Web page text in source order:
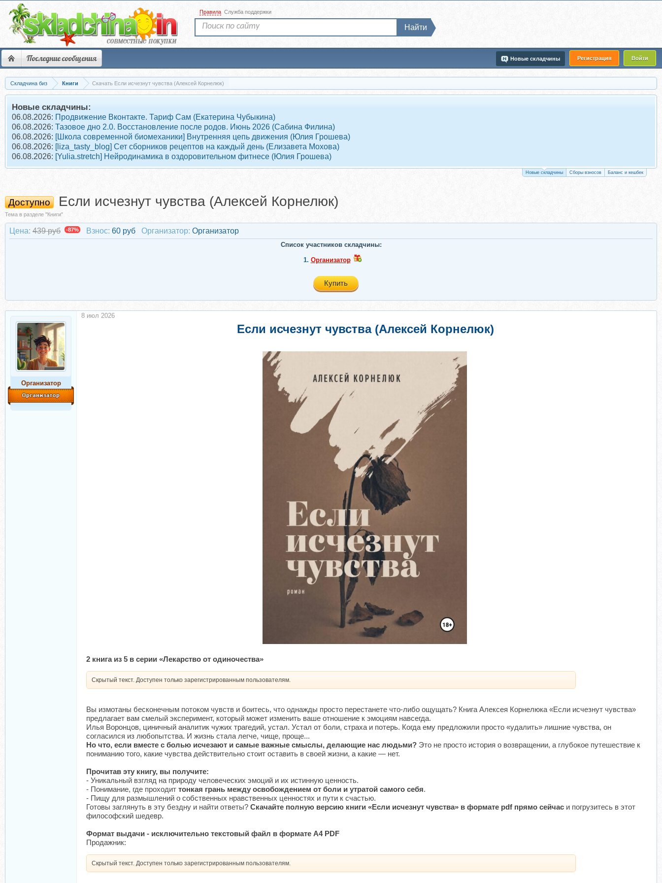
Последние сообщения Регистрация Войти
Новые складчины
Правила Служба поддержки
Найти
Складчина биз Книги Скачать Если исчезнут чувства (Алексей Корнелюк)
Новые складчины:
06.08.2026: Продвижение Вконтакте. Тариф Сам (Екатерина Чубыкина)
06.08.2026: Тазовое дно 2.0. Восстановление после родов. Июнь 2026 (Сабина Филина)
06.08.2026: [Школа современной биомеханики] Внутренняя цепь движения (Юлия Грошева)
06.08.2026: [liza_tasty_blog] Сет сборников рецептов на каждый день (Елизавета Мохова)
06.08.2026: [Yulia.stretch] Нейродинамика в оздоровительном фитнесе (Юлия Грошева)
Новые складчины Сборы взносов Баланс и кешбек
Доступно Если исчезнут чувства (Алексей Корнелюк)
Тема в разделе "Книги"
Цена: 439 руб -87% Взнос: 60 руб Организатор: Организатор
Список участников складчины:
1. Организатор
Купить
Организатор
Если исчезнут чувства (Алексей Корнелюк)
2 книга из 5 в серии «Лекарство от одиночества»
Скрытый текст. Доступен только зарегистрированным пользователям.
Вы измотаны бесконечным потоком чувств и боитесь, что однажды просто перестанете что-либо ощущать? Книга Алексея Корнелюка «Если исчезнут чувства»
предлагает вам смелый эксперимент, который может изменить ваше отношение к эмоциям навсегда.
Илья Воронцов, циничный аналитик чужих трагедий, устал. Устал от боли, страха и потерь. Когда ему предложили просто «удалить» лишние чувства, он
согласился из любопытства. И жизнь стала легче, чище, проще...
Но что, если вместе с болью исчезают и самые важные смыслы, делающие нас людьми? Это не просто история о возвращении, а глубокое путешествие к
пониманию того, какие чувства действительно стоит оставить в своей жизни, а какие — нет.
Прочитав эту книгу, вы получите:
- Уникальный взгляд на природу человеческих эмоций и их истинную ценность.
- Понимание, где проходит тонкая грань между освобождением от боли и утратой самого себя.
- Пищу для размышлений о собственных нравственных ценностях и пути к счастью.
Готовы заглянуть в эту бездну и найти ответы? Скачайте полную версию книги «Если исчезнут чувства» в формате pdf прямо сейчас и погрузитесь в этот
философский шедевр.
Формат выдачи - исключительно текстовый файл в формате A4 PDF
Продажник:
Скрытый текст. Доступен только зарегистрированным пользователям.
8 июл 2026